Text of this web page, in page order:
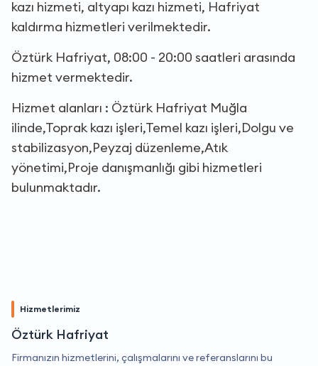
kazı hizmeti, altyapı kazı hizmeti, Hafriyat
kaldırma hizmetleri verilmektedir.
Öztürk Hafriyat, 08:00 - 20:00 saatleri arasında
hizmet vermektedir.
Hizmet alanları : Öztürk Hafriyat Muğla
ilinde,Toprak kazı işleri,Temel kazı işleri,Dolgu ve
stabilizasyon,Peyzaj düzenleme,Atık
yönetimi,Proje danışmanlığı gibi hizmetleri
bulunmaktadır.
Hizmetlerimiz
Öztürk Hafriyat
Firmanızın hizmetlerini, çalışmalarını ve referanslarını bu